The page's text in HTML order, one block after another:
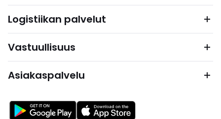
Logistiikan palvelut
Vastuullisuus
Asiakaspalvelu